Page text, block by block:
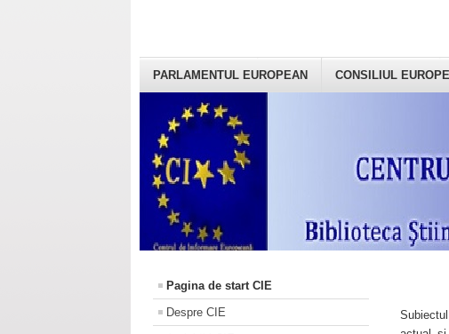
PARLAMENTUL EUROPEAN CONSILIUL EUROPEI
Pagina de start CIE
Despre CIE